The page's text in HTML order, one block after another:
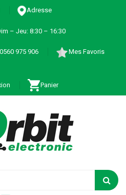
Adresse
– Jeu: 8:30 – 16:30
975 906 Mes Favoris
Panier